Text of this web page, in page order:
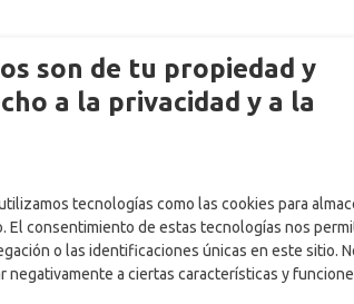
son de tu propiedad y
a la privacidad y a la
tecnologías como las cookies para
El consentimiento de estas tecnologías nos
o las identificaciones únicas en este sitio.
a ciertas características y
marzo, 2023
Subsidios